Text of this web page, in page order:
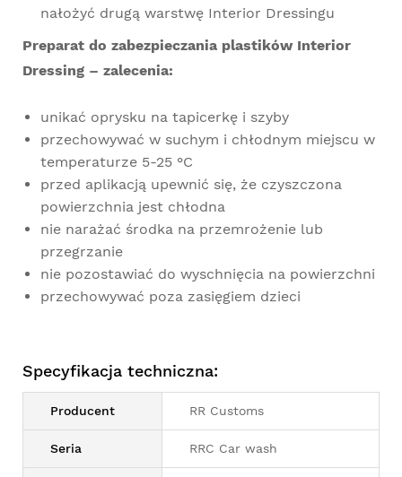
nałożyć drugą warstwę Interior Dressingu
Preparat do zabezpieczania plastików Interior
Dressing – zalecenia:
unikać oprysku na tapicerkę i szyby
przechowywać w suchym i chłodnym miejscu w
temperaturze 5-25 °C
przed aplikacją upewnić się, że czyszczona
powierzchnia jest chłodna
nie narażać środka na przemrożenie lub
przegrzanie
nie pozostawiać do wyschnięcia na powierzchni
przechowywać poza zasięgiem dzieci
Specyfikacja techniczna:
Producent RR Customs
Seria RRC Car wash